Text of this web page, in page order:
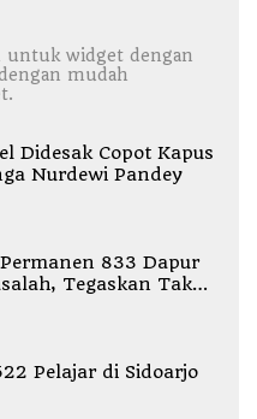
untuk widget dengan
mudah
Didesak Copot Kapus
Nurdewi Pandey
833 Dapur
Tegaskan Tak
Pelajar di Sidoarjo